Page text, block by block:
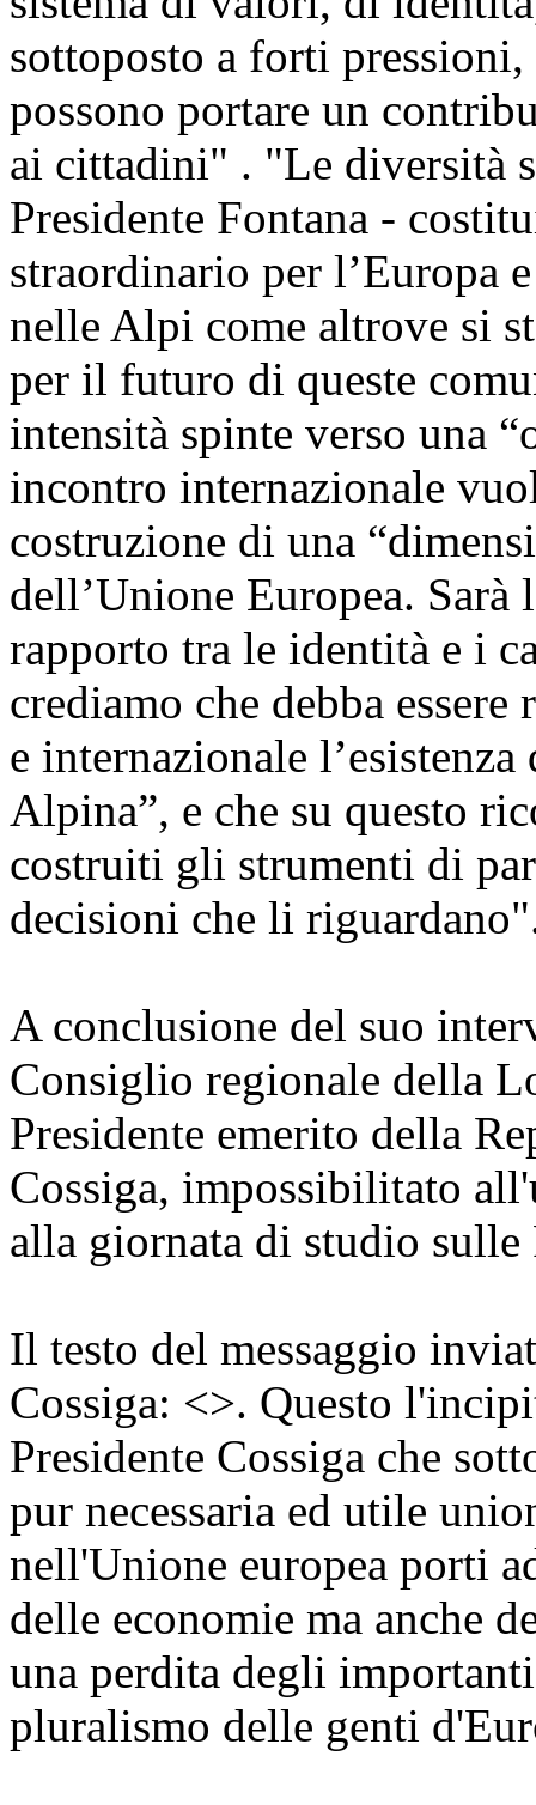
sottoposto a forti
possono portare un
ai cittadini" . "Le diversità
Presidente Fontana -
straordinario per l’Europa
nelle Alpi come altrove si
per il futuro di queste
intensità spinte verso una
incontro internazionale
costruzione di una
dell’Unione Europea. Sarà
rapporto tra le identità e i
crediamo che debba
e internazionale
Alpina”, e che su questo
costruiti gli strumenti di
decisioni che li
A conclusione del suo
Consiglio regionale della
Presidente emerito della
Cossiga, impossibilitato
alla giornata di studio
Il testo del messaggio
Cossiga: <>. Questo
Presidente Cossiga che
pur necessaria ed utile
nell'Unione europea porti
delle economie ma anche
una perdita degli
pluralismo delle genti